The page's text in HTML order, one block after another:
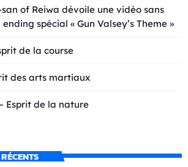
san of Reiwa dévoile une vidéo sans
spécial « Gun Valsey’s Theme »
de la course
des arts martiaux
Esprit de la nature